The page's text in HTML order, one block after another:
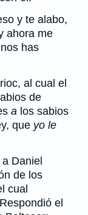
y te alabo,
ahora me
has
al cual el
de
a los sabios
que yo le
Daniel
de los
cual
Respondió el